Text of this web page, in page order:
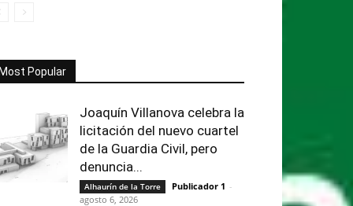
Popular
Joaquín Villanova celebra la
licitación del nuevo cuartel
de la Guardia Civil, pero
denuncia...
Alhaurín de la Torre Publicador 1 -
agosto 6, 2026